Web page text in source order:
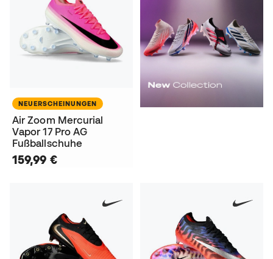
NEUERSCHEINUNGEN
Air Zoom Mercurial
Vapor 17 Pro AG
Fußballschuhe
159,99 €